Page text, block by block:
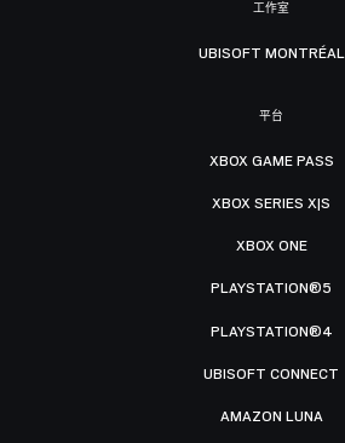
工作室
UBISOFT MONTRÉAL
平台
XBOX GAME PASS
XBOX SERIES X|S
XBOX ONE
PLAYSTATION®5
PLAYSTATION®4
UBISOFT CONNECT
AMAZON LUNA